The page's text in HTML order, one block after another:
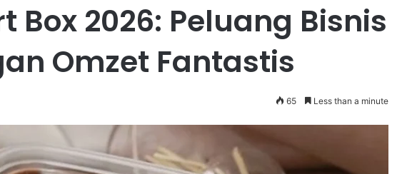
Box 2026: Peluang Bisnis
Omzet Fantastis
65 Less than a minute